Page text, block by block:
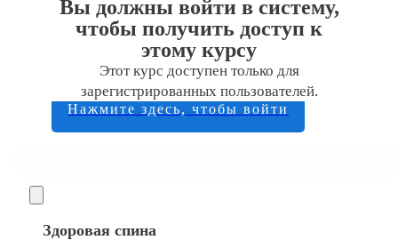
Вы должны войти в систему,
чтобы получить доступ к
этому курсу
Этот курс доступен только для
зарегистрированных пользователей.
Нажмите здесь, чтобы войти
Здоровая спина